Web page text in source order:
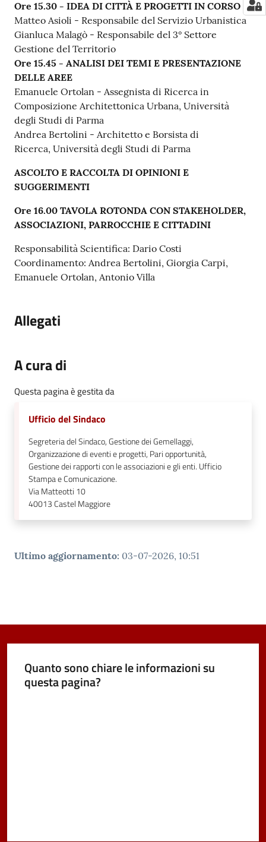
Ore 15.30 - IDEA DI CITTÀ E PROGETTI IN CORSO
Matteo Asioli - Responsabile del Servizio Urbanistica
Gianluca Malagò - Responsabile del 3° Settore
Gestione del Territorio
Ore 15.45 - ANALISI DEI TEMI E PRESENTAZIONE
DELLE AREE
Emanuele Ortolan - Assegnista di Ricerca in
Composizione Architettonica Urbana, Università
degli Studi di Parma
Andrea Bertolini - Architetto e Borsista di
Ricerca, Università degli Studi di Parma
ASCOLTO E RACCOLTA DI OPINIONI E
SUGGERIMENTI
Ore 16.00 TAVOLA ROTONDA CON STAKEHOLDER,
ASSOCIAZIONI, PARROCCHIE E CITTADINI
Responsabilità Scientifica: Dario Costi
Coordinamento: Andrea Bertolini, Giorgia Carpi,
Emanuele Ortolan, Antonio Villa
Allegati
A cura di
Questa pagina è gestita da
Ufficio del Sindaco
Segreteria del Sindaco, Gestione dei Gemellaggi,
Organizzazione di eventi e progetti, Pari opportunità,
Gestione dei rapporti con le associazioni e gli enti. Ufficio
Stampa e Comunicazione.
Via Matteotti 10
40013Castel Maggiore
Ultimo aggiornamento: 03-07-2026, 10:51
Quanto sono chiare le informazioni su
questa pagina?